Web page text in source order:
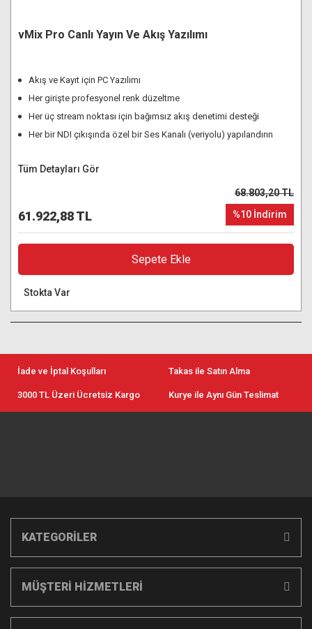
vMix Pro Canlı Yayın Ve Akış Yazılımı
Akış ve Kayıt için PC Yazılımı
Her girişte profesyonel renk düzeltme
Her üç stream noktası için bağımsız akış denetimi desteği
Her bir NDI çıkışında özel bir Ses Kanalı (veriyolu) yapılandırın
Tüm Detayları Gör
61.922,88 TL
68.803,20 TL
%10 İndirim
Sepete Ekle
Stokta Var
İade ve İptal Koşulları Takas ile Satın Alma
3000 TL Üzeri Ücretsiz Kargo Kurye ile Aynı Gün Teslimat
KATEGORİLER
MÜŞTERİ HİZMETLERİ